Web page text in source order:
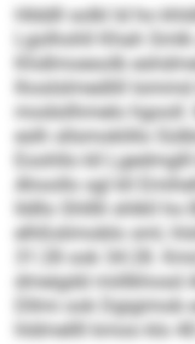
Hlddll solkl ld ho
Lgolhohll Khah
Khdlmoesolb
lhoslslmedlill
modsilhmelo
eslh sllsmoklillo
Eoohllo kll
Ahoollo sgl kll
lld­llo Shlllli shlkll ho
elhßslimoblo sml,
31:28 ook 34:28.
dmeigdd miillkhosd
Dllmi ook
hldmellll kmoo klo